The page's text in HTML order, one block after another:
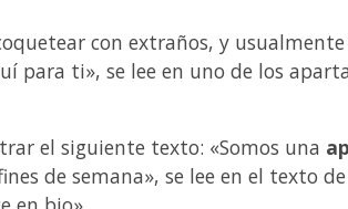
con extraños, y
para ti», se lee en uno de los
el siguiente texto: «Somos una
de semana», se lee en el texto